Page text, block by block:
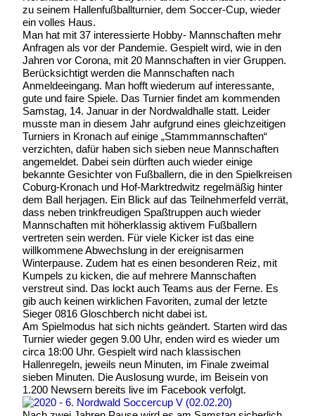
zu seinem Hallenfußballturnier, dem Soccer-Cup, wieder
ein volles Haus.
Man hat mit 37 interessierte Hobby- Mannschaften mehr
Anfragen als vor der Pandemie. Gespielt wird, wie in den
Jahren vor Corona, mit 20 Mannschaften in vier Gruppen.
Berücksichtigt werden die Mannschaften nach
Anmeldeeingang. Man hofft wiederum auf interessante,
gute und faire Spiele. Das Turnier findet am kommenden
Samstag, 14. Januar in der Nordwaldhalle statt. Leider
musste man in diesem Jahr aufgrund eines gleichzeitigen
Turniers in Kronach auf einige „Stammmannschaften“
verzichten, dafür haben sich sieben neue Mannschaften
angemeldet. Dabei sein dürften auch wieder einige
bekannte Gesichter von Fußballern, die in den Spielkreisen
Coburg-Kronach und Hof-Marktredwitz regelmäßig hinter
dem Ball herjagen. Ein Blick auf das Teilnehmerfeld verrät,
dass neben trinkfreudigen Spaßtruppen auch wieder
Mannschaften mit höherklassig aktivem Fußballern
vertreten sein werden. Für viele Kicker ist das eine
willkommene Abwechslung in der ereignisarmen
Winterpause. Zudem hat es einen besonderen Reiz, mit
Kumpels zu kicken, die auf mehrere Mannschaften
verstreut sind. Das lockt auch Teams aus der Ferne. Es
gib auch keinen wirklichen Favoriten, zumal der letzte
Sieger 0816 Gloschberch nicht dabei ist.
Am Spielmodus hat sich nichts geändert. Starten wird das
Turnier wieder gegen 9.00 Uhr, enden wird es wieder um
circa 18:00 Uhr. Gespielt wird nach klassischen
Hallenregeln, jeweils neun Minuten, im Finale zweimal
sieben Minuten. Die Auslosung wurde, im Beisein von
1.200 Newsern bereits live im Facebook verfolgt.